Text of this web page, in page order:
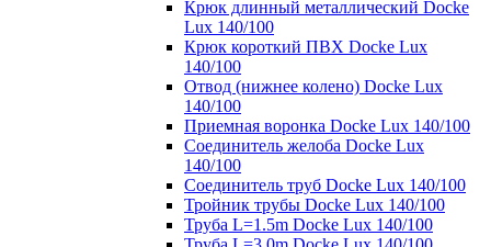
Крюк длинный металлический Docke
Lux 140/100
Крюк короткий ПВХ Docke Lux
140/100
Отвод (нижнее колено) Docke Lux
140/100
Приемная воронка Docke Lux 140/100
Соединитель желоба Docke Lux
140/100
Соединитель труб Docke Lux 140/100
Тройник трубы Docke Lux 140/100
Труба L=1.5m Docke Lux 140/100